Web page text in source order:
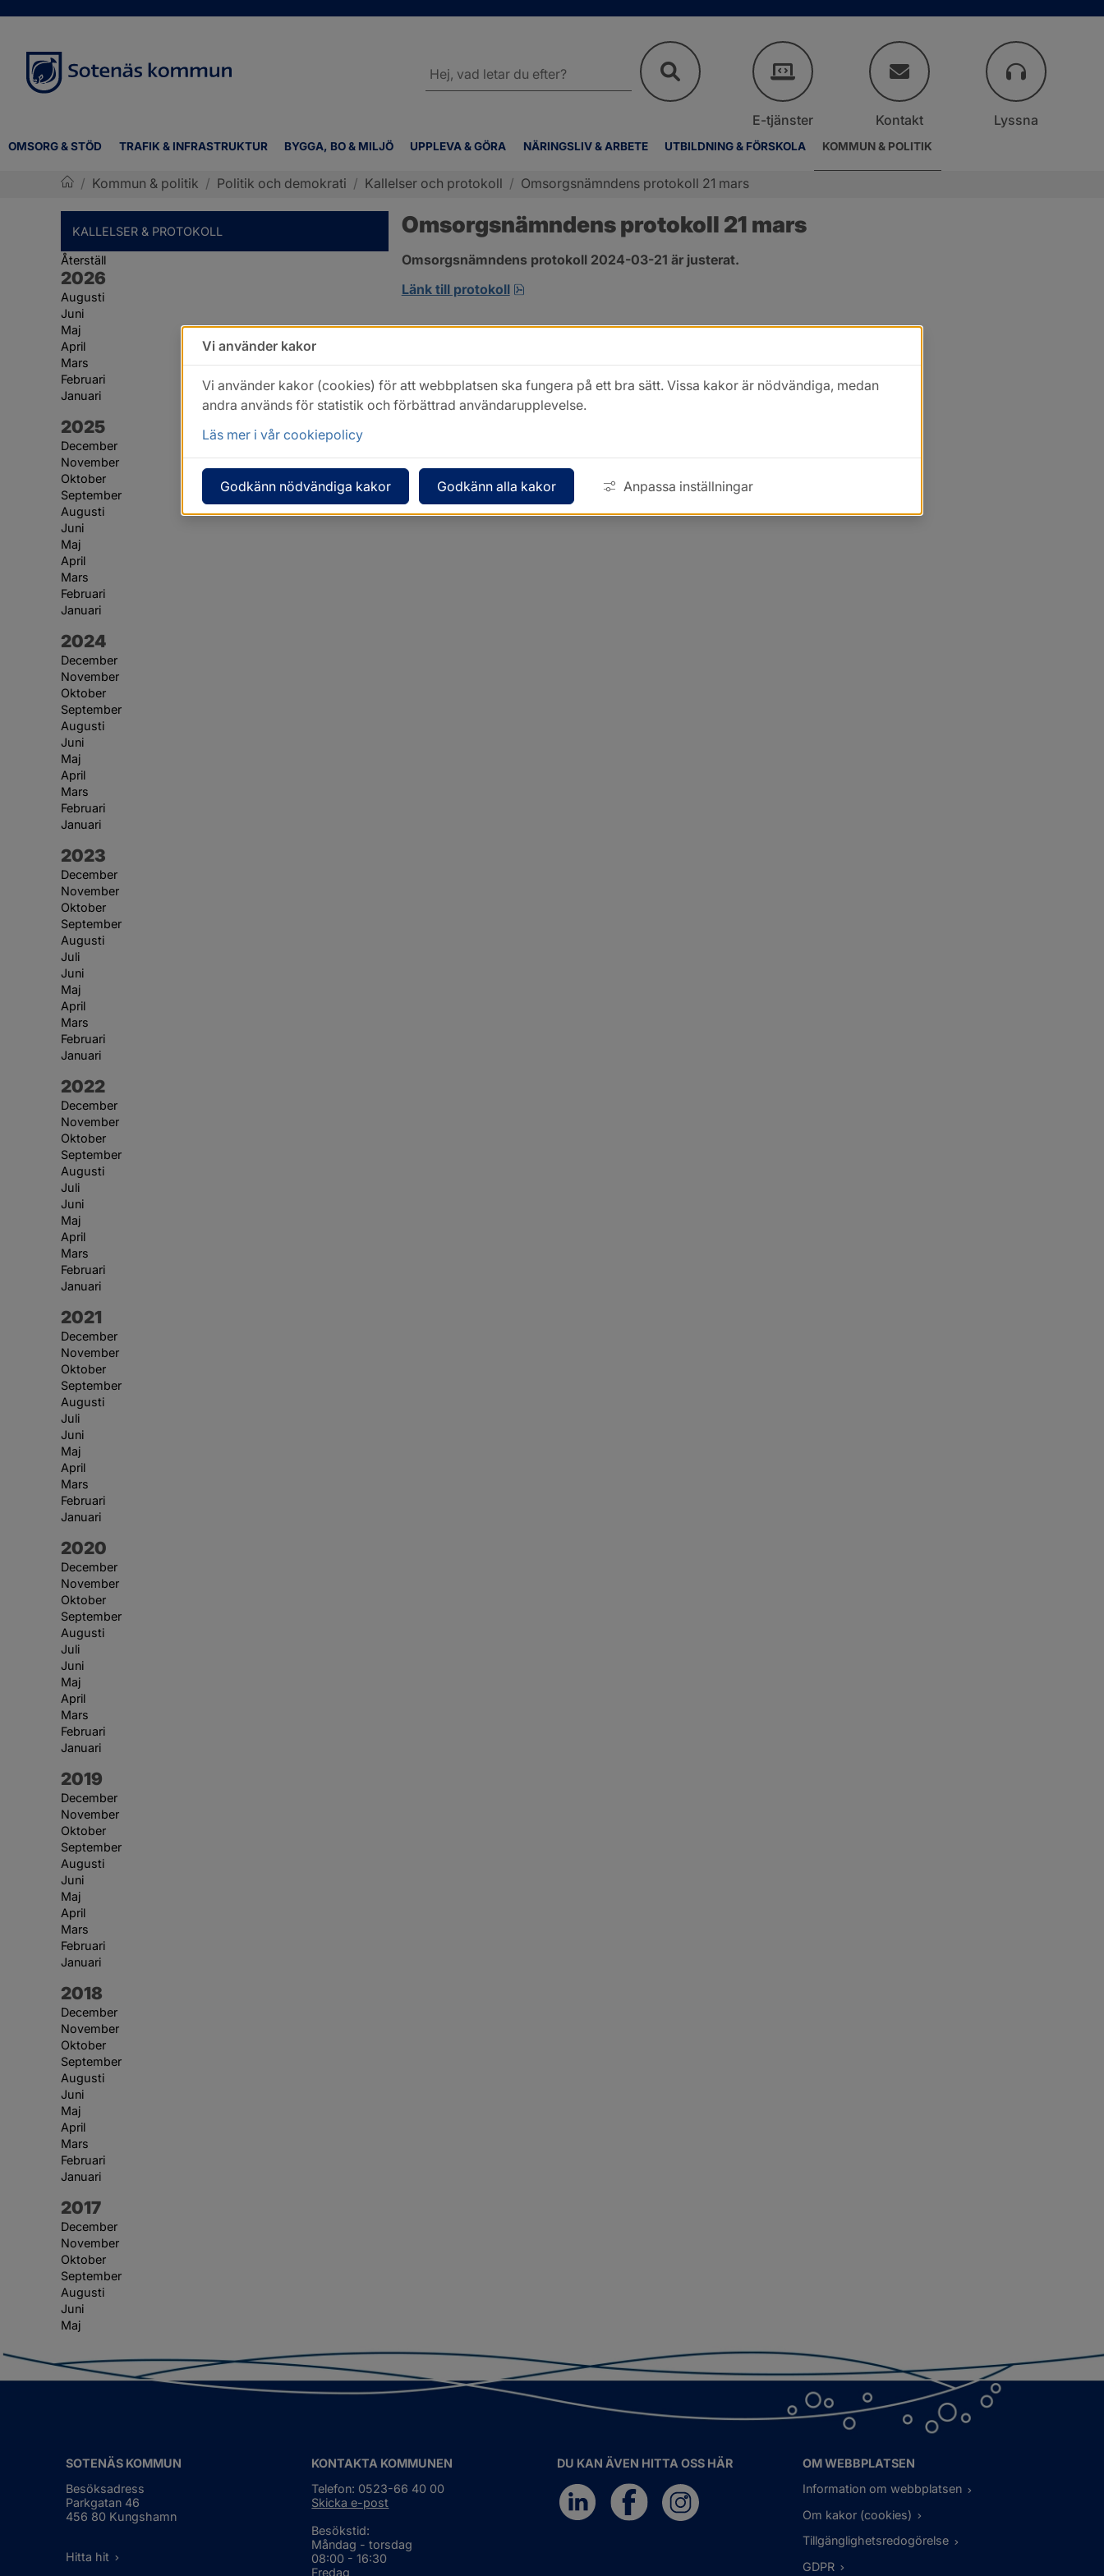
OMSORG & STÖD TRAFIK & INFRASTRUKTUR BYGGA, BO & MILJÖ UPPLEVA & GÖRA NÄRINGSLIV & ARBETE UTBILDNING & FÖRSKOLA KOMMUN & POLITIK
webbplatsen
E-tjänster Kontakt Lyssna
/ Kommun & politik / Politik och demokrati / Kallelser och protokoll / Omsorgsnämndens protokoll 21 mars
KALLELSER & PROTOKOLL
Återställ
År:
2026
Augusti
Juni
Maj
April
Mars
Februari
Januari
År:
2025
December
November
Oktober
September
Augusti
Juni
Maj
April
Mars
Februari
Januari
År:
2024
December
November
Oktober
September
Augusti
Juni
Maj
April
Mars
Februari
Januari
År:
2023
December
November
Oktober
September
Augusti
Juli
Juni
Maj
April
Mars
Februari
Januari
År:
2022
December
November
Oktober
September
Augusti
Juli
Juni
Maj
April
Mars
Februari
Januari
År:
2021
December
November
Oktober
September
Augusti
Juli
Juni
Maj
April
Mars
Februari
Januari
År:
2020
December
November
Oktober
September
Augusti
Juli
Juni
Maj
April
Mars
Februari
Januari
År:
2019
December
November
Oktober
September
Augusti
Juni
Maj
April
Mars
Februari
Januari
År:
2018
December
November
Oktober
September
Augusti
Juni
Maj
April
Mars
Februari
Januari
År:
2017
December
November
Oktober
September
Augusti
Juni
Maj
Omsorgsnämndens protokoll 21 mars
Omsorgsnämndens protokoll 2024-03-21 är justerat.
Länk till protokoll
pdf, 274.2 kB, öppnas i nytt fönster.
SOTENÄS KOMMUN
Besöksadress
Parkgatan 46
456 80 Kungshamn
Hitta hit
KONTAKTA KOMMUNEN
Telefon: 0523-66 40 00
Skicka e-post
Besökstid:
Måndag - torsdag
08:00 - 16:30
Fredag
DU KAN ÄVEN HITTA OSS HÄR
OM WEBBPLATSEN
Information om webbplatsen
Om kakor (cookies)
Tillgänglighetsredogörelse
GDPR
Vi använder kakor
Vi använder kakor (cookies) för att webbplatsen ska fungera på ett bra sätt. Vissa kakor är nödvändiga, medan
andra används för statistik och förbättrad användarupplevelse.
Läs mer i vår cookiepolicy
Godkänn nödvändiga kakor Godkänn alla kakor Anpassa inställningar